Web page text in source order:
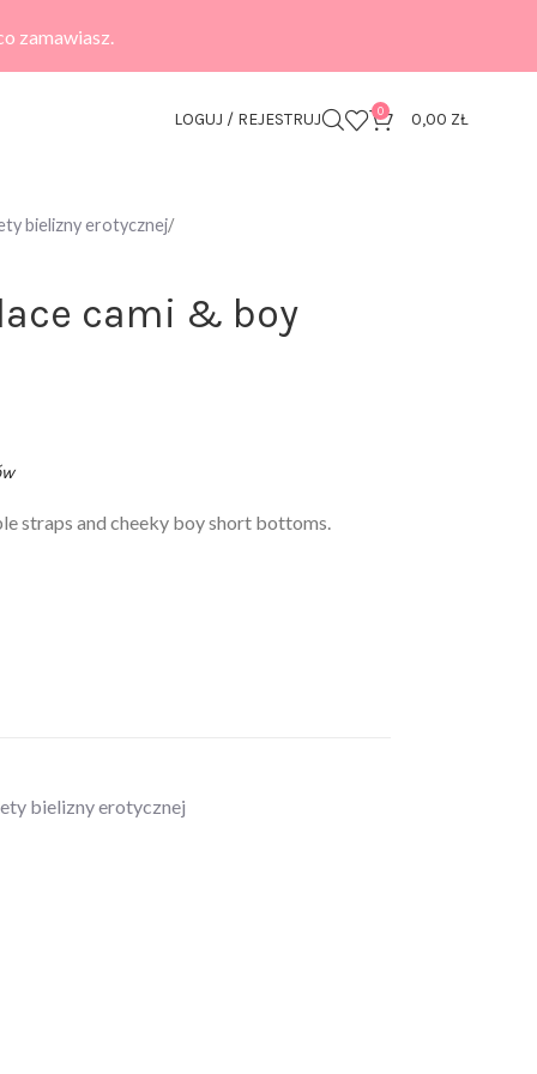
zamawiasz.
LOGUJ / REJESTRUJ 0 0,00 ZŁ
bielizny erotycznej
cami & boy
straps and cheeky boy short bottoms.
bielizny erotycznej